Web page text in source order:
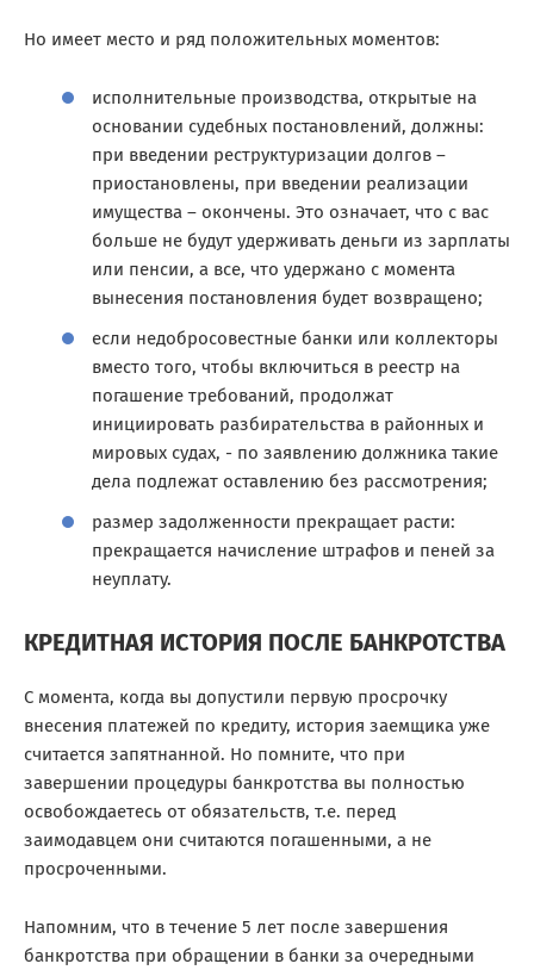
Но имеет место и ряд положительных моментов:
исполнительные производства, открытые на
основании судебных постановлений, должны:
при введении реструктуризации долгов –
приостановлены, при введении реализации
имущества – окончены. Это означает, что с вас
больше не будут удерживать деньги из зарплаты
или пенсии, а все, что удержано с момента
вынесения постановления будет возвращено;
если недобросовестные банки или коллекторы
вместо того, чтобы включиться в реестр на
погашение требований, продолжат
инициировать разбирательства в районных и
мировых судах, - по заявлению должника такие
дела подлежат оставлению без рассмотрения;
размер задолженности прекращает расти:
прекращается начисление штрафов и пеней за
неуплату.
КРЕДИТНАЯ ИСТОРИЯ ПОСЛЕ БАНКРОТСТВА
С момента, когда вы допустили первую просрочку
внесения платежей по кредиту, история заемщика уже
считается запятнанной. Но помните, что при
завершении процедуры банкротства вы полностью
освобождаетесь от обязательств, т.е. перед
заимодавцем они считаются погашенными, а не
просроченными.
Напомним, что в течение 5 лет после завершения
банкротства при обращении в банки за очередными